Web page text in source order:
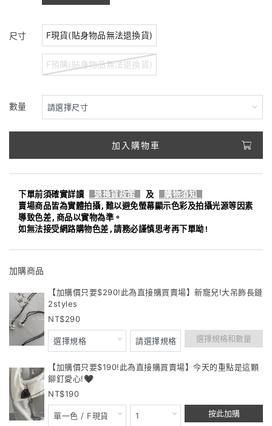
尺寸 F現貨(貼身物品無法退換貨)
F預購(貼身物品無法退換貨)
數量
加入購物車
下單前須確實詳讀 退換貨政策 及
購物須知
賣場商品皆為實體拍攝,難以避免螢幕顯示色彩及拍攝光源等因素
導致色差,商品以實物為準。
如無法接受網路購物色差,請務必謹慎思考再下單呦!
加購商品
【加購價只要$290!此為直接購買賣場】新寵兒!大吊飾長鏈
2styles
290
選擇規格和數量
【加購價只要$190!此為直接購買賣場】今天的重點是這顆
鉚釘愛心!🖤
190
按此加購